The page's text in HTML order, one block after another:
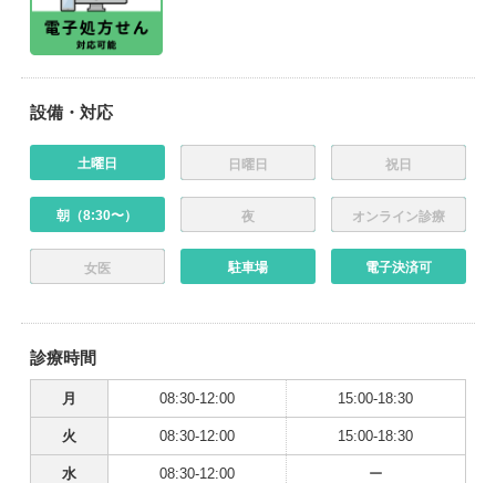
設備・対応
土曜日 日曜日 祝日
朝（8:30〜） 夜 オンライン診療
女医 駐車場 電子決済可
診療時間
月 08:30-12:00 15:00-18:30
火 08:30-12:00 15:00-18:30
水 08:30-12:00 ー